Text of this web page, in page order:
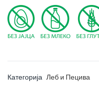
Категорија Леб и Пецива